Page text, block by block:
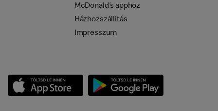
McDonald’s apphoz
Házhozszállítás
Impresszum